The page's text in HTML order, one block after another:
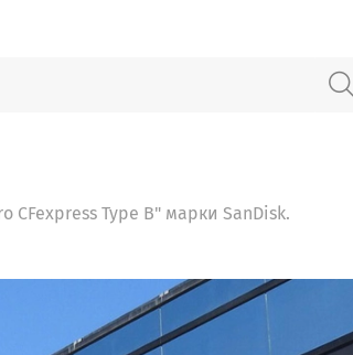
CFexpress Type B" марки SanDisk.